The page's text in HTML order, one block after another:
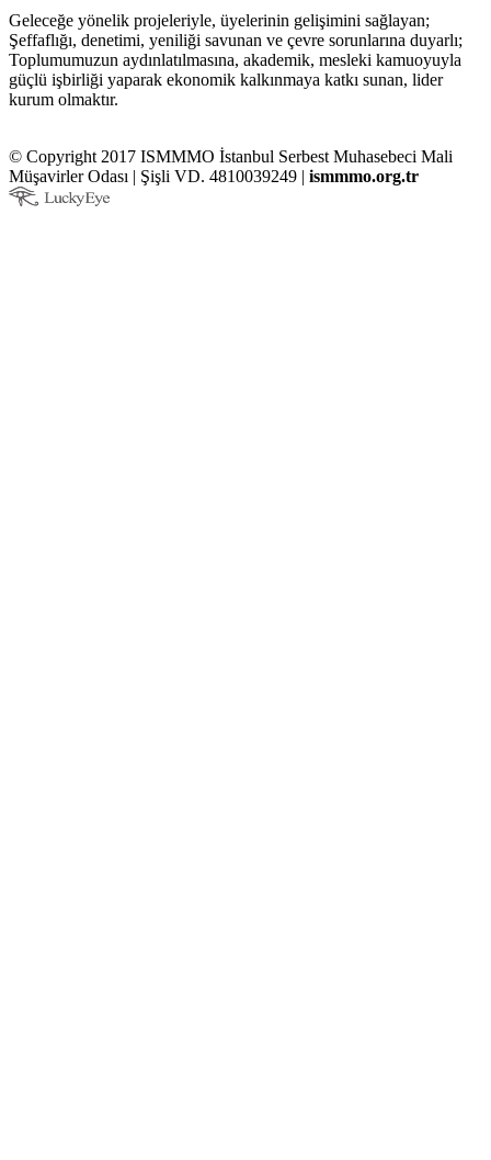
Geleceğe yönelik projeleriyle, üyelerinin gelişimini sağlayan;
Şeffaflığı, denetimi, yeniliği savunan ve çevre sorunlarına duyarlı;
Toplumumuzun aydınlatılmasına, akademik, mesleki kamuoyuyla
güçlü işbirliği yaparak ekonomik kalkınmaya katkı sunan, lider
kurum olmaktır.
© Copyright 2017 ISMMMO İstanbul Serbest Muhasebeci Mali
Müşavirler Odası | Şişli VD. 4810039249 | ismmmo.org.tr